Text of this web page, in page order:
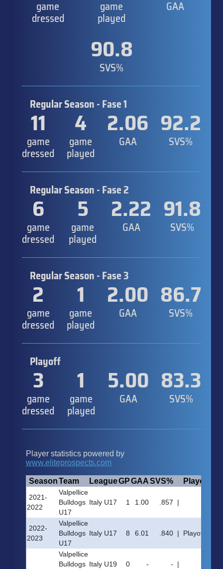
game
dressed
game
played
GAA
90.8
SVS%
Regular Season - Fase 1
11
game
dressed
4
game
played
2.06
GAA
92.2
SVS%
Regular Season - Fase 2
6
game
dressed
5
game
played
2.22
GAA
91.8
SVS%
Regular Season - Fase 3
2
game
dressed
1
game
played
2.00
GAA
86.7
SVS%
Playoff
3
game
dressed
1
game
played
5.00
GAA
83.3
SVS%